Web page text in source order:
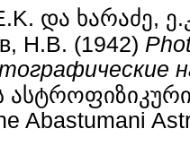
და ხარაძე,
Н.В. (1942)
Abastumani